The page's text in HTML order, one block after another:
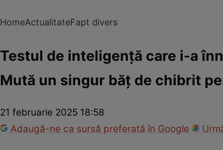
HomeActualitateFapt divers
Testul de inteligență care i-a
Mută un singur băț de chibrit
21 februarie 2025 18:58
Adaugă-ne ca sursă preferată în Google